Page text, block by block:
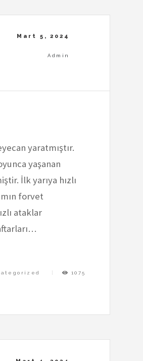
yaratmıştır.
yaşanan
İlk yarıya hızlı
forvet
ataklar
1075